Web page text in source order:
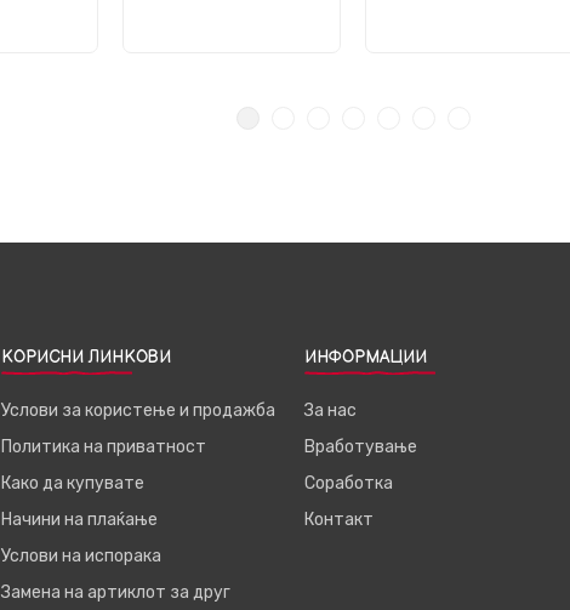
КОРИСНИ ЛИНКОВИ
Услови за користење и продажба
Политика на приватност
Како да купувате
Начини на плаќање
Услови на испорака
Замена на артиклот за друг
ИНФОРМАЦИИ
За нас
Вработување
Соработка
Контакт